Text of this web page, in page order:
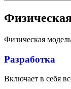
Физическая
Разработка
Включает в себя